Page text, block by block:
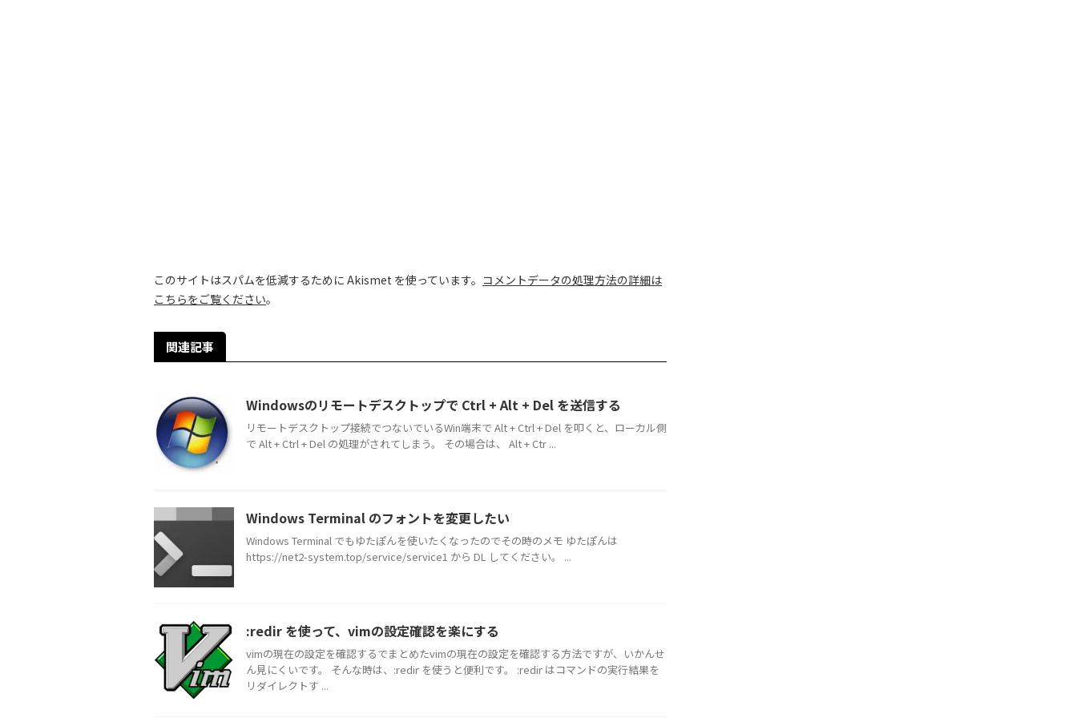
このサイトはスパムを低減するために Akismet を使っています。 コメントデータの処理方法の詳細は
こちらをご覧ください。
関連記事
Windowsのリモートデスクトップで Ctrl + Alt + Del を送信する
リモートデスクトップ接続でつないでいるWin端末で Alt + Ctrl + Del を叩くと、ローカル側
で Alt + Ctrl + Del の処理がされてしまう。 その場合は、 Alt + Ctr ...
Windows Terminal のフォントを変更したい
Windows Terminal でもゆたぽんを使いたくなったのでその時のメモ ゆたぽんは
https://net2-system.top/service/service1 から DL してください。 ...
:redir を使って、vimの設定確認を楽にする
vimの現在の設定を確認するでまとめたvimの現在の設定を確認する方法ですが、いかんせ
ん見にくいです。 そんな時は、:redir を使うと便利です。 :redir はコマンドの実行結果を
リダイレクトす ...